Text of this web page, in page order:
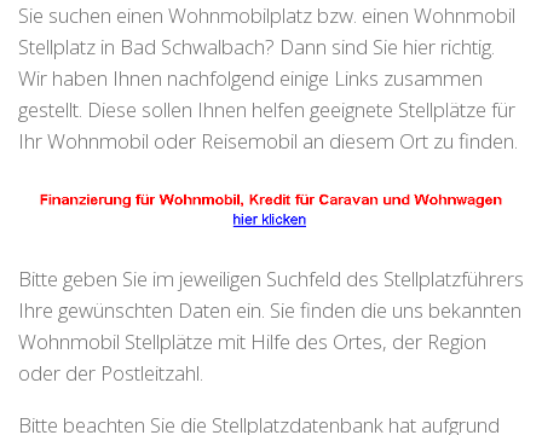
Sie suchen einen Wohnmobilplatz bzw. einen Wohnmobil
Stellplatz in Bad Schwalbach? Dann sind Sie hier richtig.
Wir haben Ihnen nachfolgend einige Links zusammen
gestellt. Diese sollen Ihnen helfen geeignete Stellplätze für
Ihr Wohnmobil oder Reisemobil an diesem Ort zu finden.
Bitte geben Sie im jeweiligen Suchfeld des Stellplatzführers
Ihre gewünschten Daten ein. Sie finden die uns bekannten
Wohnmobil Stellplätze mit Hilfe des Ortes, der Region
oder der Postleitzahl.
Bitte beachten Sie die Stellplatzdatenbank hat aufgrund